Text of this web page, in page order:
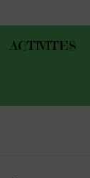
ACTIVITES